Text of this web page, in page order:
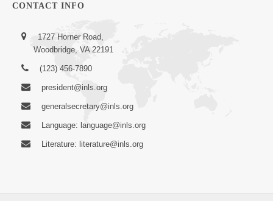
CONTACT INFO
1727 Horner Road,
Woodbridge, VA 22191
(123) 456-7890
president@inls.org
generalsecretary@inls.org
Language: language@inls.org
Literature: literature@inls.org